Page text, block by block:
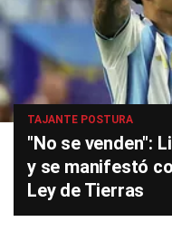
TAJANTE POSTURA
"No se venden":
y se manifestó
Ley de Tierras